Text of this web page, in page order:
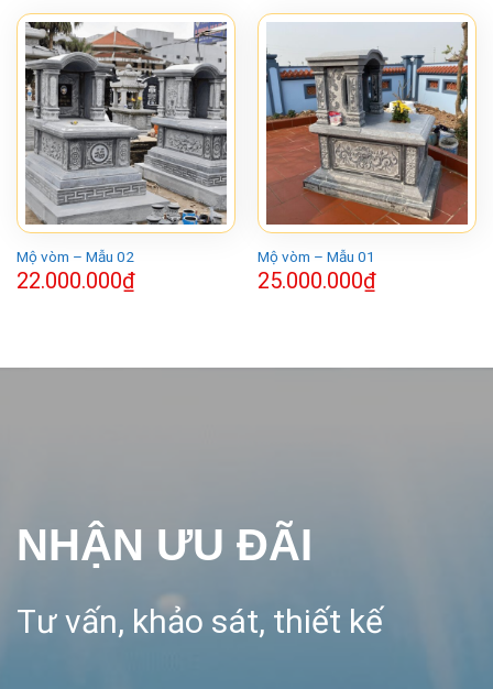
Mộ vòm – Mẫu 02
22.000.000₫
Mộ vòm – Mẫu 01
25.000.000₫
NHẬN ƯU ĐÃI
Tư vấn, khảo sát, thiết kế